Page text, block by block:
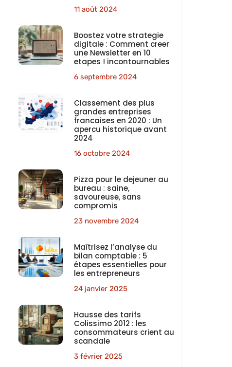
11 août 2024
Boostez votre strategie
digitale : Comment creer
une Newsletter en 10
etapes ! incontournables
6 septembre 2024
Classement des plus
grandes entreprises
francaises en 2020 : Un
apercu historique avant
2024
16 octobre 2024
Pizza pour le dejeuner au
bureau : saine,
savoureuse, sans
compromis
23 novembre 2024
Maîtrisez l’analyse du
bilan comptable : 5
étapes essentielles pour
les entrepreneurs
24 janvier 2025
Hausse des tarifs
Colissimo 2012 : les
consommateurs crient au
scandale
3 février 2025